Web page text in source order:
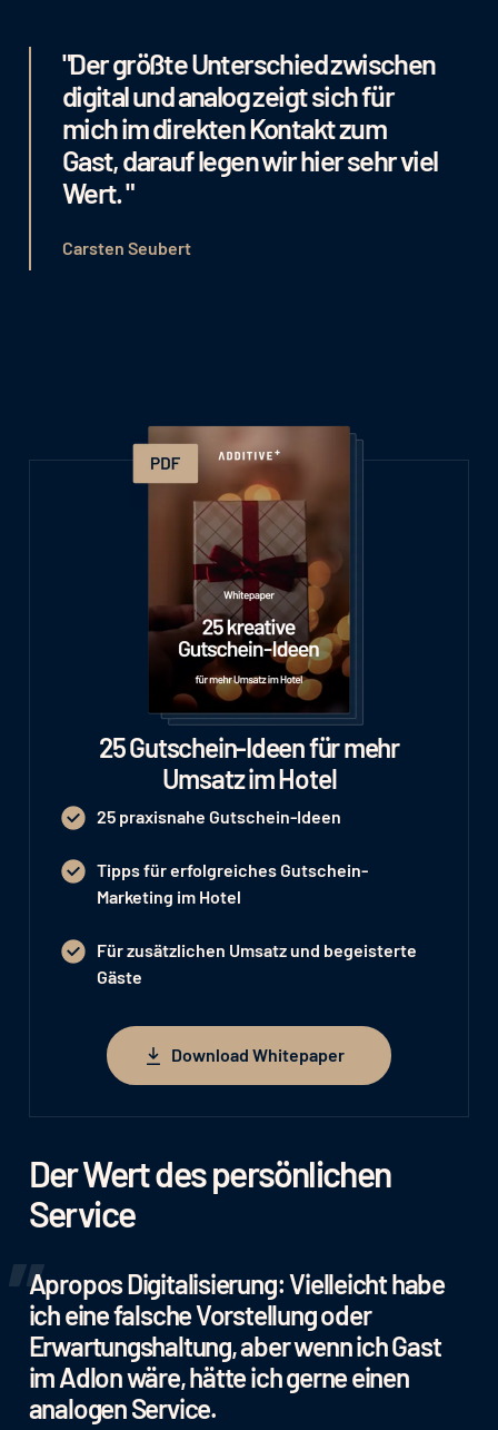
"Der größte Unterschied zwischen
digital und analog zeigt sich für
mich im direkten Kontakt zum
Gast, darauf legen wir hier sehr viel
Wert. "
Carsten Seubert
Der Wert des persönlichen
Service
Apropos Digitalisierung: Vielleicht habe
ich eine falsche Vorstellung oder
Erwartungshaltung, aber wenn ich Gast
im Adlon wäre, hätte ich gerne einen
analogen Service.
25 Gutschein-Ideen für mehr
Umsatz im Hotel
25 praxisnahe Gutschein-Ideen
Tipps für erfolgreiches Gutschein-
Marketing im Hotel
Für zusätzlichen Umsatz und begeisterte
Gäste
Download Whitepaper
Download Whitepaper